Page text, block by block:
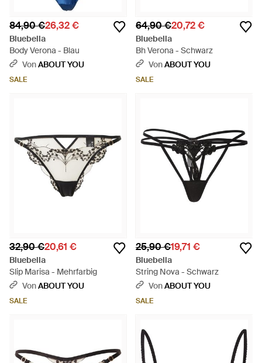
84,90 €26,32 €
Bluebella
Body Verona - Blau
VonABOUT YOU
SALE
64,90 €20,72 €
Bluebella
Bh Verona - Schwarz
VonABOUT YOU
SALE
32,90 €20,61 €
Bluebella
Slip Marisa - Mehrfarbig
VonABOUT YOU
SALE
25,90 €19,71 €
Bluebella
String Nova - Schwarz
VonABOUT YOU
SALE